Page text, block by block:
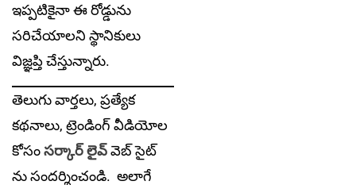
ఇప్పటికైనా ఈ రోడ్డును
సరిచేయాలని స్థానికులు
విజ్ఞప్తి చేస్తున్నారు.
తెలుగు వార్తలు, ప్రత్యేక
కథనాలు, ట్రెండింగ్ వీడియోల
కోసంసర్కార్ లైవ్వెబ్ సైట్
ను సందర్శించండి. అలాగే